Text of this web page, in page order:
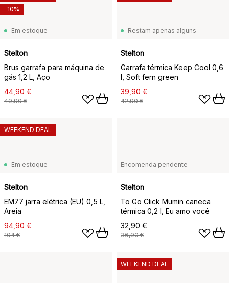
Em estoque
Stelton
Brus garrafa para máquina de
gás 1,2 L, Aço
44,90 €
49,90 €
-10%
Restam apenas alguns
Stelton
Garrafa térmica Keep Cool 0,6
l, Soft fern green
39,90 €
42,90 €
Em estoque
Stelton
EM77 jarra elétrica (EU) 0,5 L,
Areia
94,90 €
104 €
WEEKEND DEAL
Encomenda pendente
Stelton
To Go Click Mumin caneca
térmica 0,2 l, Eu amo você
32,90 €
36,90 €
WEEKEND DEAL